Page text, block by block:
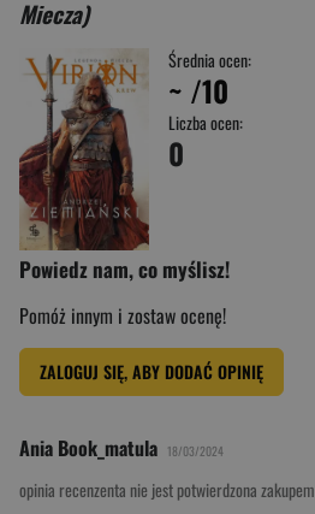
Miecza)
Średnia ocen:
~ /10
Liczba ocen:
0
Powiedz nam, co myślisz!
Pomóż innym i zostaw ocenę!
ZALOGUJ SIĘ, ABY DODAĆ OPINIĘ
Ania Book_matula 18/03/2024
opinia recenzenta nie jest potwierdzona zakupem